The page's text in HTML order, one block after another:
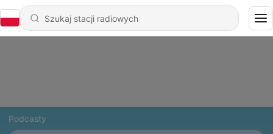
Podcasty